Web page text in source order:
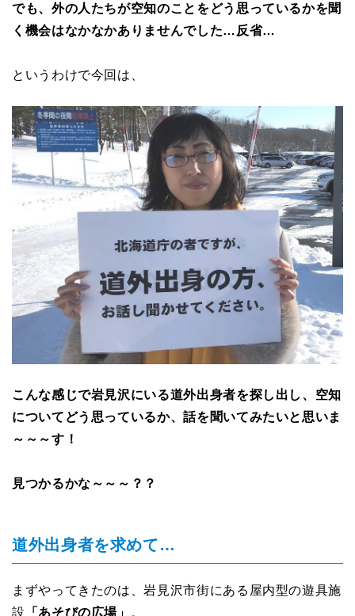
でも、外の人たちが空知のことをどう思っているかを聞
く機会はなかなかありませんでした…反省…
というわけで今回は、
こんな感じで岩見沢にいる道外出身者を探し出し、空知
についてどう思っているか、話を聞いてみたいと思いま
～～～す！
見つかるかな～～～？？
道外出身者を求めて…
まずやってきたのは、岩見沢市街にある屋内型の遊具施
設 「あそびの広場」 。